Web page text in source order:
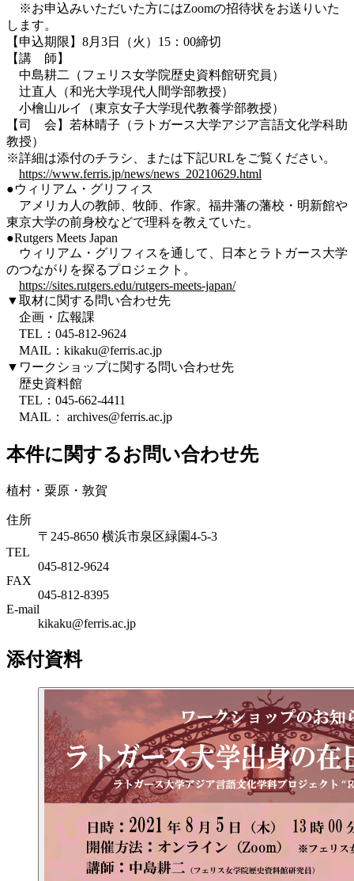
※お申込みいただいた方にはZoomの招待状をお送りいた
します。
【申込期限】8月3日（火）15：00締切
【講 師】
中島耕二（フェリス女学院歴史資料館研究員）
辻直人（和光大学現代人間学部教授）
小檜山ルイ（東京女子大学現代教養学部教授）
【司 会】若林晴子（ラトガース大学アジア言語文化学科助
教授）
※詳細は添付のチラシ、または下記URLをご覧ください。
https://www.ferris.jp/news/news_20210629.html
●ウィリアム・グリフィス
アメリカ人の教師、牧師、作家。福井藩の藩校・明新館や
東京大学の前身校などで理科を教えていた。
●Rutgers Meets Japan
ウィリアム・グリフィスを通して、日本とラトガース大学
のつながりを探るプロジェクト。
https://sites.rutgers.edu/rutgers-meets-japan/
▼取材に関する問い合わせ先
企画・広報課
TEL：045-812-9624
MAIL：kikaku@ferris.ac.jp
▼ワークショップに関する問い合わせ先
歴史資料館
TEL：045-662-4411
MAIL： archives@ferris.ac.jp
本件に関するお問い合わせ先
植村・粟原・敦賀
住所
〒245-8650 横浜市泉区緑園4-5-3
TEL
045-812-9624
FAX
045-812-8395
E-mail
kikaku@ferris.ac.jp
添付資料